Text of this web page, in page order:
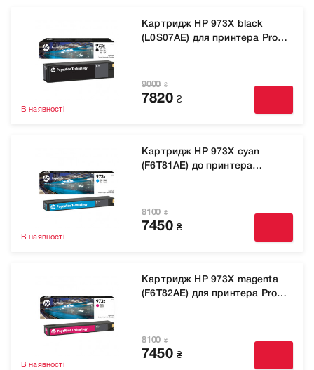
Картридж HP 973X black
(L0S07AE) для принтера Pro
9000 ₴
7820 ₴
В наявності
Картридж HP 973X cyan
(F6T81AE) до принтера
8100 ₴
7450 ₴
В наявності
Картридж HP 973X magenta
(F6T82AE) для принтера Pro
8100 ₴
7450 ₴
В наявності